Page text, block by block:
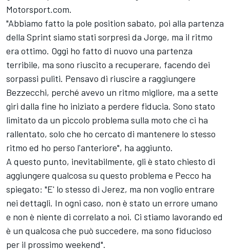
Motorsport.com.
"Abbiamo fatto la pole position sabato, poi alla partenza
della Sprint siamo stati sorpresi da Jorge, ma il ritmo
era ottimo. Oggi ho fatto di nuovo una partenza
terribile, ma sono riuscito a recuperare, facendo dei
sorpassi puliti. Pensavo di riuscire a raggiungere
Bezzecchi, perché avevo un ritmo migliore, ma a sette
giri dalla fine ho iniziato a perdere fiducia. Sono stato
limitato da un piccolo problema sulla moto che ci ha
rallentato, solo che ho cercato di mantenere lo stesso
ritmo ed ho perso l'anteriore", ha aggiunto.
A questo punto, inevitabilmente, gli è stato chiesto di
aggiungere qualcosa su questo problema e Pecco ha
spiegato: "E' lo stesso di Jerez, ma non voglio entrare
nei dettagli. In ogni caso, non è stato un errore umano
e non è niente di correlato a noi. Ci stiamo lavorando ed
è un qualcosa che può succedere, ma sono fiducioso
per il prossimo weekend".